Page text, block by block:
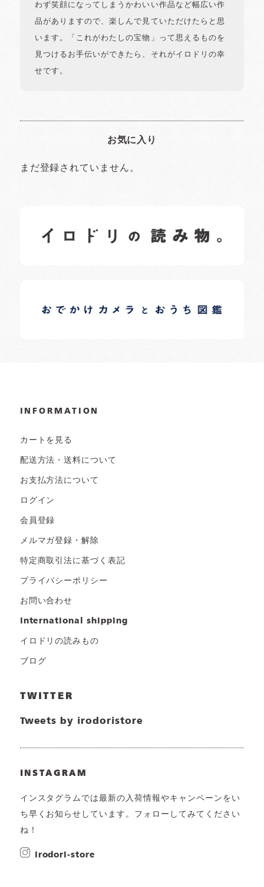
わず笑顔になってしまうかわいい作品など幅広い作
品がありますので、楽しんで見ていただけたらと思
います。「これがわたしの宝物」って思えるものを
見つけるお手伝いができたら、それがイロドリの幸
せです。
お気に入り
まだ登録されていません。
日常の様子など随時更新中です。
日常の様子など随時更新中です。
INFORMATION
カートを見る
配送方法・送料について
お支払方法について
ログイン
会員登録
メルマガ登録・解除
特定商取引法に基づく表記
プライバシーポリシー
お問い合わせ
international shipping
イロドリの読みもの
ブログ
TWITTER
Tweets by irodoristore
INSTAGRAM
インスタグラムでは最新の入荷情報やキャンペーンをい
ち早くお知らせしています。フォローしてみてください
ね！
irodori-store